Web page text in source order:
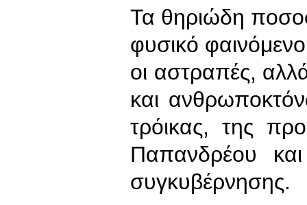
Τα θηριώδη
φυσικό
οι αστραπές,
και
τρόικας, της
Παπανδρέου και
συγκυβέρνησης.